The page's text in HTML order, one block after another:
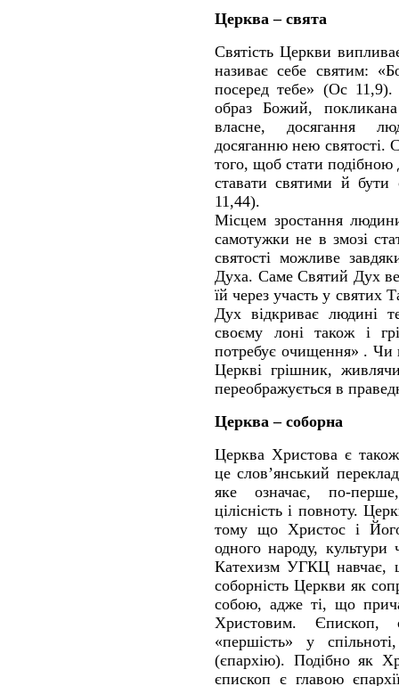
Церква – свята
Святість Церкви
називає себе святим:
посеред тебе» (Ос
образ Божий,
власне, досягання
досяганню нею святості.
того, щоб стати подібною
ставати святими й
11,44).
Місцем зростання
самотужки не в змозі
святості можливе
Духа. Саме Святий Дух
їй через участь у святих
Дух відкриває людині
своєму лоні також і
потребує очищення» .
Церкві грішник,
переображується в
Церква – соборна
Церква Христова є
це слов’янський
яке означає, по-
цілісність і повноту.
тому що Христос і
одного народу,
Катехизм УГКЦ навчає,
соборність Церкви як
собою, адже ті, що
Христовим. Єпископ,
«першість» у
(єпархію). Подібно як
єпископ є главою